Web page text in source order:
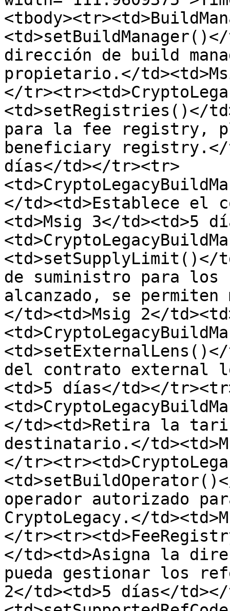
dirección de build
propietario.</
</
<td>setRegistries()</
para la fee registry,
beneficiary registry.</
días</td></tr><tr>
</td><td>Establece el
<td>Msig 3</td><td>5
<td>setSupplyLimit()</
de suministro para los
alcanzado, se
</td><td>Msig 2</
del contrato external
<td>5 días</td></
</td><td>Retira la
destinatario.</
</
operador autorizado
CryptoLegacy.</
</
</td><td>Asigna la
pueda gestionar los
2</td><td>5 días</